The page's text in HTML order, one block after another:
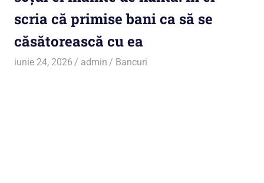
scria că primise bani ca să se
căsătorească cu ea
iunie 24, 2026 admin Bancuri